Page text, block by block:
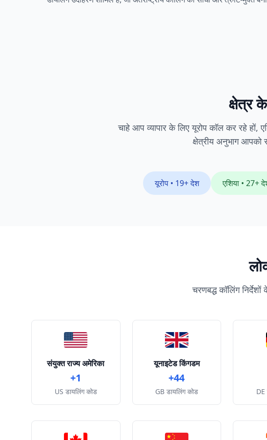
क्षेत्र
चाहे आप व्यापार के लिए यूरोप कॉल कर रहे हों,
क्षेत्रीय अनुभाग
यूरोप • 19+देश एशिया • 27+
चरणबद्ध कॉलिंग
संयुक्त राज्य अमेरिका
+1
US डायलिंग कोड
यूनाइटेड किंगडम
+44
GB डायलिंग कोड DE